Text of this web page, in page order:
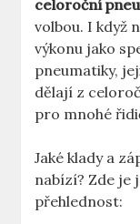
celoroční
volbou. I když
výkonu jako
pneumatiky,
dělají z
pro mnohé
Jaké klady a
nabízí? Zde je
přehlednost: